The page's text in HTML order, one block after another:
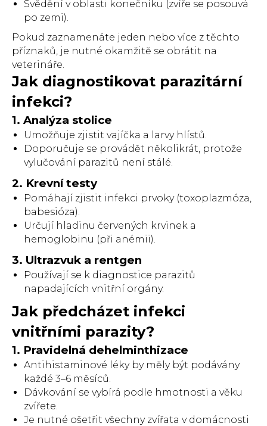
Svědění v oblasti konečníku (zvíře se posouvá
po zemi).
Pokud zaznamenáte jeden nebo více z těchto
příznaků, je nutné okamžitě se obrátit na
veterináře.
Jak diagnostikovat parazitární
infekci?
1. Analýza stolice
Umožňuje zjistit vajíčka a larvy hlístů.
Doporučuje se provádět několikrát, protože
vylučování parazitů není stálé.
2. Krevní testy
Pomáhají zjistit infekci prvoky (toxoplazmóza,
babesióza).
Určují hladinu červených krvinek a
hemoglobinu (při anémii).
3. Ultrazvuk a rentgen
Používají se k diagnostice parazitů
napadajících vnitřní orgány.
Jak předcházet infekci
vnitřními parazity?
1. Pravidelná dehelminthizace
Antihistaminové léky by měly být podávány
každé 3–6 měsíců.
Dávkování se vybírá podle hmotnosti a věku
zvířete.
Je nutné ošetřit všechny zvířata v domácnosti